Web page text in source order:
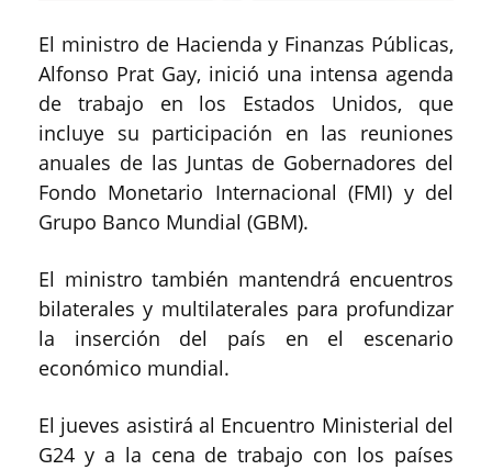
El ministro de Hacienda y Finanzas Públicas,
Alfonso Prat Gay, inició una intensa agenda
de trabajo en los Estados Unidos, que
incluye su participación en las reuniones
anuales de las Juntas de Gobernadores del
Fondo Monetario Internacional (FMI) y del
Grupo Banco Mundial (GBM).
El ministro también mantendrá encuentros
bilaterales y multilaterales para profundizar
la inserción del país en el escenario
económico mundial.
El jueves asistirá al Encuentro Ministerial del
G24 y a la cena de trabajo con los países